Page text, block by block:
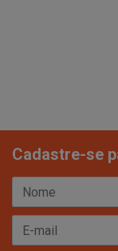
Cadastre-se